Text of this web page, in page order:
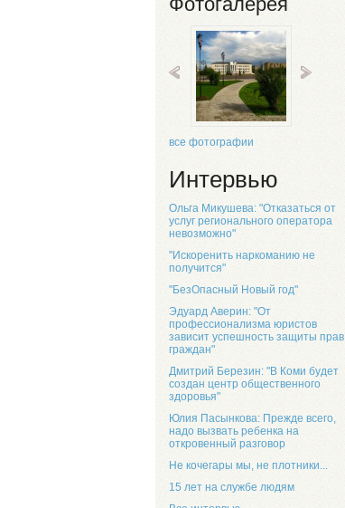
все фотографии
Интервью
Ольга Микушева: "Отказаться от
услуг регионального оператора
невозможно"
"Искоренить наркоманию не
получится"
"БезОпасный Новый год"
Эдуард Аверин: "От
профессионализма юристов
зависит успешность защиты прав
граждан"
Дмитрий Березин: "В Коми будет
создан центр общественного
здоровья"
Юлия Пасынкова: Прежде всего,
надо вызвать ребенка на
откровенный разговор
Не кочегары мы, не плотники...
15 лет на службе людям